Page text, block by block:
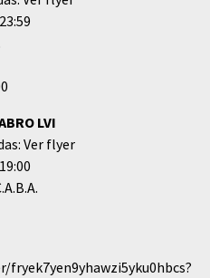
23:59
LVI
Ver flyer
19:00